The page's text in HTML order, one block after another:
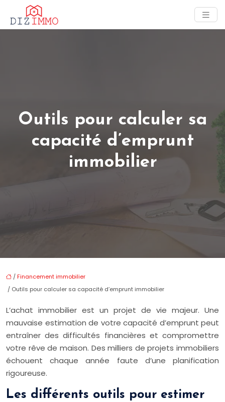
Outils pour calculer sa
capacité d’emprunt
immobilier
/ Financement immobilier
/ Outils pour calculer sa capacité d’emprunt immobilier
L’achat immobilier est un projet de vie majeur. Une
mauvaise estimation de votre capacité d’emprunt peut
entraîner des difficultés financières et compromettre
votre rêve de maison. Des milliers de projets immobiliers
échouent chaque année faute d’une planification
rigoureuse.
Les différents outils pour estimer